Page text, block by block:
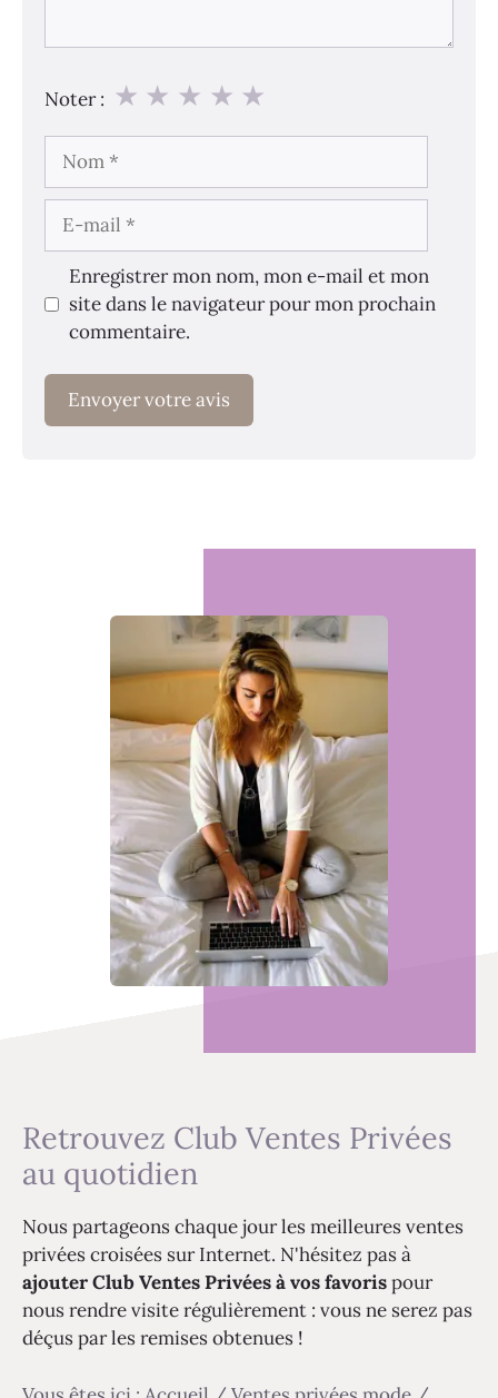
Noter : ★
★
★
★
★
mail
Enregistrer mon nom, mon e-mail et mon
site dans le navigateur pour mon prochain
commentaire.
Retrouvez Club Ventes Privées
au quotidien
Nous partageons chaque jour les meilleures ventes
privées croisées sur Internet. N'hésitez pas à
ajouter Club Ventes Privées à vos favorispour
nous rendre visite régulièrement : vous ne serez pas
déçus par les remises obtenues !